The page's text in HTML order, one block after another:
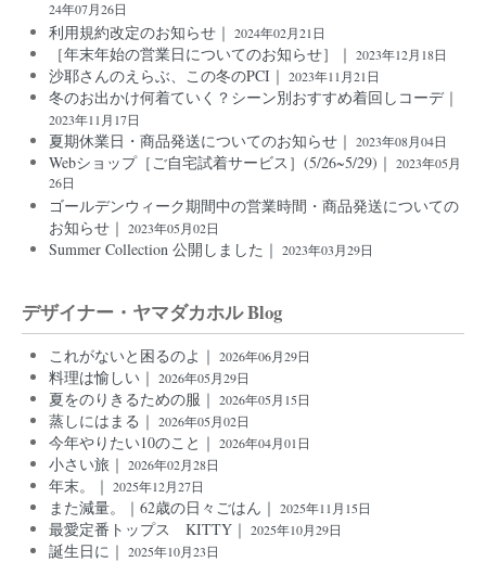
24年07月26日
利用規約改定のお知らせ｜ 2024年02月21日
［年末年始の営業日についてのお知らせ］｜ 2023年12月18日
沙耶さんのえらぶ、この冬のPCI｜ 2023年11月21日
冬のお出かけ何着ていく？シーン別おすすめ着回しコーデ｜
2023年11月17日
夏期休業日・商品発送についてのお知らせ｜ 2023年08月04日
Webショップ［ご自宅試着サービス］(5/26~5/29)｜ 2023年05月
26日
ゴールデンウィーク期間中の営業時間・商品発送についての
お知らせ｜ 2023年05月02日
Summer Collection 公開しました｜ 2023年03月29日
デザイナー・ヤマダカホル Blog
これがないと困るのよ｜ 2026年06月29日
料理は愉しい｜ 2026年05月29日
夏をのりきるための服｜ 2026年05月15日
蒸しにはまる｜ 2026年05月02日
今年やりたい10のこと｜ 2026年04月01日
小さい旅｜ 2026年02月28日
年末。｜ 2025年12月27日
また減量。｜62歳の日々ごはん｜ 2025年11月15日
最愛定番トップス KITTY｜ 2025年10月29日
誕生日に｜ 2025年10月23日